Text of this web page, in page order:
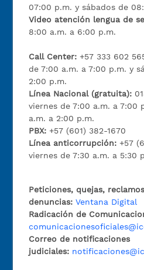
07:00 p.m. y sábados de
Video atención lengua de
8:00 a.m. a 6:00 p.m.
Call Center:+57 333 602
de 7:00 a.m. a 7:00 p.m. y
2:00 p.m.
Línea Nacional (gratuita):
viernes de 7:00 a.m. a 7:00
a.m. a 2:00 p.m.
PBX:+57 (601) 382-1670
Línea anticorrupción:+57
viernes de 7:30 a.m. a 5:30
Peticiones, quejas,
denuncias: Ventana Digital
Radicación de
Correo de notificaciones
judiciales: